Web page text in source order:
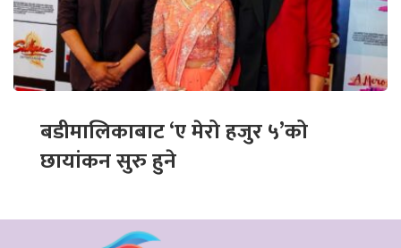
बडीमालिकाबाट ‘ए मेरो हजुर ५’को
छायांकन सुरु हुने